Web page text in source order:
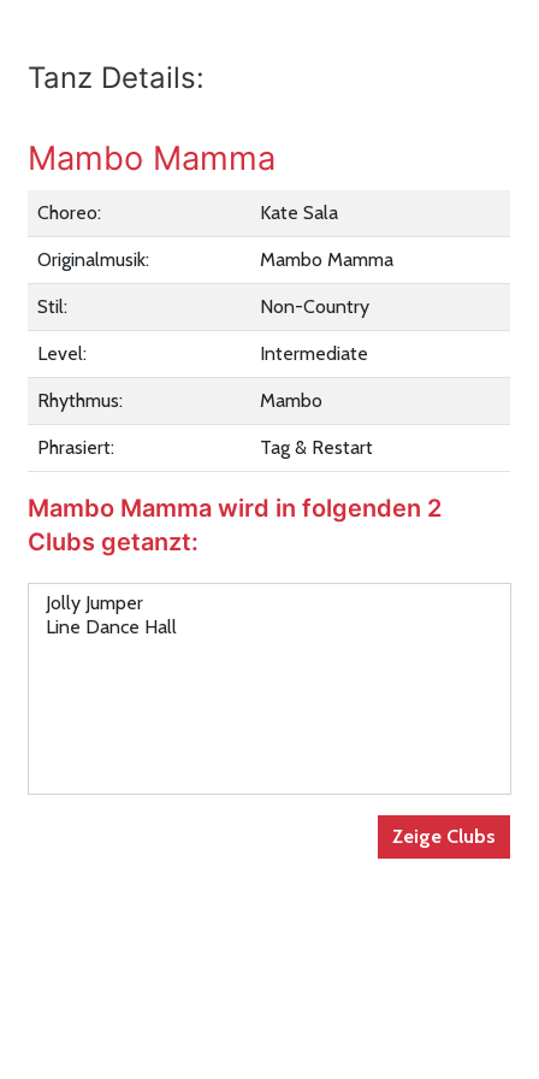
Tanz Details:
Mambo Mamma
Choreo: Kate Sala
Originalmusik: Mambo Mamma
Stil: Non-Country
Level: Intermediate
Rhythmus: Mambo
Phrasiert: Tag & Restart
Mambo Mamma wird in folgenden 2
Clubs getanzt: